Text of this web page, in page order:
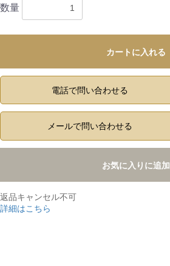
数量
カートに入れる
電話で問い合わせる
メールで問い合わせる
お気に入りに追加
返品キャンセル不可
詳細はこちら